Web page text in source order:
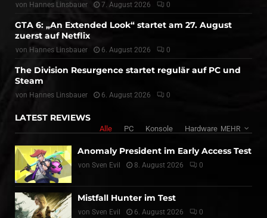
von Hannes Linsbauer 7. August 2026 0
GTA 6: „An Extended Look“ startet am 27. August
zuerst auf Netflix
von Hannes Linsbauer 6. August 2026 0
The Division Resurgence startet regulär auf PC und
Steam
von Hannes Linsbauer 6. August 2026 0
LATEST REVIEWS
Alle PC Konsole Hardware MEHR
Anomaly President im Early Access Test
von Sven Evil 8. August 2026 0
Mistfall Hunter im Test
von Sven Evil 6. August 2026 0